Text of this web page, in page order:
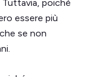
poiché
essere più
se non